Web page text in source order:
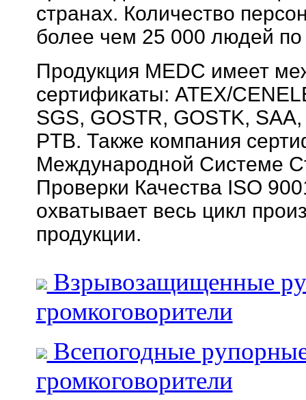
странах. Количество
более чем 25 000 людей по
Продукция MEDC имеет
сертификаты: ATEX/
SGS, GOSTR, GOSTK,
PTB. Также компания
Международной Системе
Проверки Качества ISO
охватывает весь цикл
продукции.
Взрывозащищенные
громкоговорители
Всепогодные
громкоговорители